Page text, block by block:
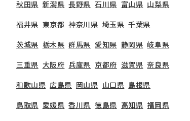
秋田県 新潟県 長野県 石川県 富山県 山梨県
福井県 東京都 神奈川県 埼玉県 千葉県
茨城県 栃木県 群馬県 愛知県 静岡県 岐阜県
三重県 大阪府 兵庫県 京都府 滋賀県 奈良県
和歌山県 広島県 岡山県 山口県 島根県
鳥取県 愛媛県 香川県 徳島県 高知県 福岡県